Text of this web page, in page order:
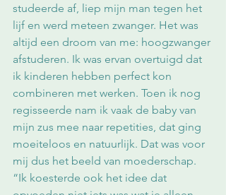
studeerde af, liep mijn man tegen het
lijf en werd meteen zwanger. Het was
altijd een droom van me: hoogzwanger
afstuderen. Ik was ervan overtuigd dat
ik kinderen hebben perfect kon
combineren met werken. Toen ik nog
regisseerde nam ik vaak de baby van
mijn zus mee naar repetities, dat ging
moeiteloos en natuurlijk. Dat was voor
mij dus het beeld van moederschap.
“Ik koesterde ook het idee dat